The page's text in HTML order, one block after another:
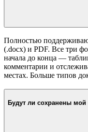
Полностью
(.docx) и PDF. Все три
начала до конца —
комментарии и
местах. Больше типов
Будут ли сохранены